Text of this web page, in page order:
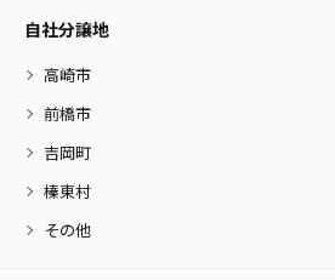
自社分譲地
高崎市
前橋市
吉岡町
榛東村
その他